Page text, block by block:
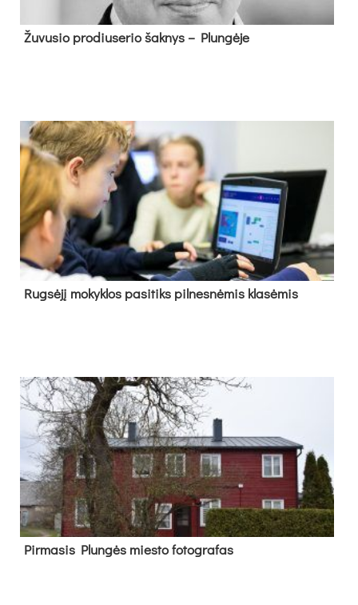
Žu­vu­sio pro­diu­se­rio šak­nys – Plun­gė­je
Rug­sė­jį mo­kyk­los pa­si­tiks pil­nes­nė­mis kla­sė­mis
Pir­ma­sis Plun­gės mies­to fo­tog­ra­fas